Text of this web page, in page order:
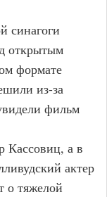
синагоги
открытым
формате
из-за
фильм
Кассовиц, а в
актер
о тяжелой